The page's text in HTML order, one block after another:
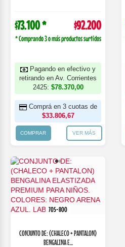
$73.100 * $92.200
* Comprando 3 o más productos surtidos
Pagando en efectivo y
retirando en Av. Corrientes
2425: $78.370,00
Comprá en 3 cuotas de
$33.806,67
COMPRAR VER MÁS
705-800
CONJUNTO DE: (CHALECO + PANTALON)
BENGALINA E...